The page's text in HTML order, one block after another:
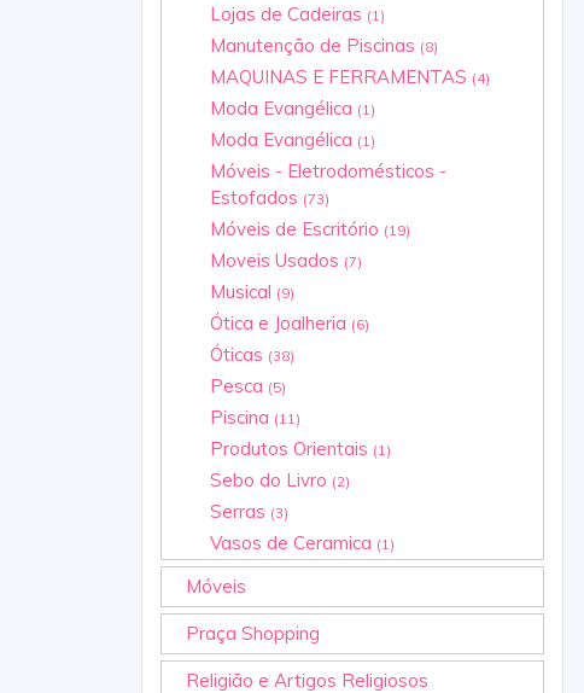
Lojas de Cadeiras (1)
Manutenção de Piscinas (8)
MAQUINAS E FERRAMENTAS (4)
Moda Evangélica (1)
Moda Evangélica (1)
Móveis - Eletrodomésticos -
Estofados (73)
Móveis de Escritório (19)
Moveis Usados (7)
Musical (9)
Ótica e Joalheria (6)
Óticas (38)
Pesca (5)
Piscina (11)
Produtos Orientais (1)
Sebo do Livro (2)
Serras (3)
Vasos de Ceramica (1)
Móveis
Praça Shopping
Religião e Artigos Religiosos